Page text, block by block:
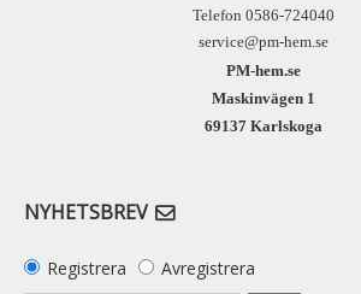
Telefon 0586-724040
service@pm-hem.se
PM-hem.se
Maskinvägen 1
69137 Karlskoga
NYHETSBREV
Registrera Avregistrera